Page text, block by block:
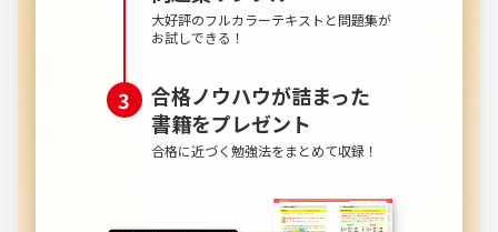
大好評のフルカラーテキストと問題集が
お試しできる！
合格ノウハウが詰まった
書籍をプレゼント
合格に近づく勉強法をまとめて収録！